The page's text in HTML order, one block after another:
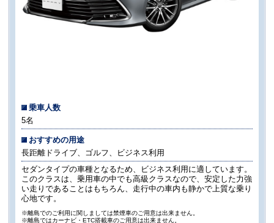
乗車人数
5名
おすすめの用途
長距離ドライブ、ゴルフ、ビジネス利用
セダンタイプの車種となるため、ビジネス利用に適しています。
このクラスは、乗用車の中でも高級クラスなので、安定した力強
い走りであることはもちろん、走行中の車内も静かで上質な乗り
心地です。
※離島でのご利用に関しましては禁煙車のご用意は出来ません。
※離島ではカーナビ・ETC搭載車のご用意は出来ません。